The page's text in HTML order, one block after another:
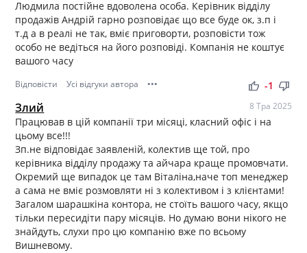
Людмила постійне вдоволена особа. Керівник відділу
продажів Андрій гарно розповідає що все буде ок, з.п і
т.д а в реалі не так, вміє приговорти, розповісти тож
особо не ведіться на його розповіді. Компанія не коштує
вашого часу
Відповісти Усі відгуки автора ••• thumb_up thumb_down
-1
Злий 8 Тра 2025
Працював в цій компанії три місяці, класний офіс і на
цьому все!!!
Зп.не відповідає заявленій, колектив ще той, про
керівника відділу продажу та айчара краще промовчати.
Окремий ще випадок це там Віталіна,наче топ менеджер
а сама не вміє розмовляти ні з колективом і з клієнтами!
Загалом шарашкіна контора, не стоїть вашого часу, якщо
тільки пересидіти пару місяців. Но думаю вони нікого не
знайдуть, слухи про цю компанію вже по всьому
Вишневому.